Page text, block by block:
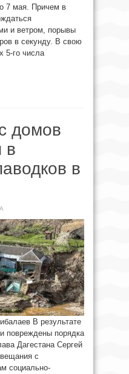
7 мая. Причем в
и ветром, порывы
в секунду. В свою
5-го числа
домов
в
в
В результате
повреждены порядка
Дагестана Сергей
с
социально-